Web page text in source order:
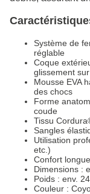
Système de
réglable
Coque
glissement
Mousse EVA
des chocs
Forme
coude
Tissu
Sangles
Utilisation
etc.)
Confort
Dimensions :
Poids : env.
Couleur :